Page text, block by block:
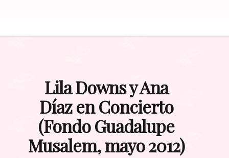
Lila Downs y Ana
Díaz en Concierto
(Fondo Guadalupe
Musalem, mayo 2012)